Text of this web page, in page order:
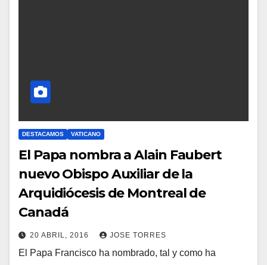
DESTACAMOS VATICANO
El Papa nombra a Alain Faubert
nuevo Obispo Auxiliar de la
Arquidiócesis de Montreal de
Canadá
20 ABRIL, 2016 JOSE TORRES
N
El Papa Francisco ha nombrado, tal y como ha